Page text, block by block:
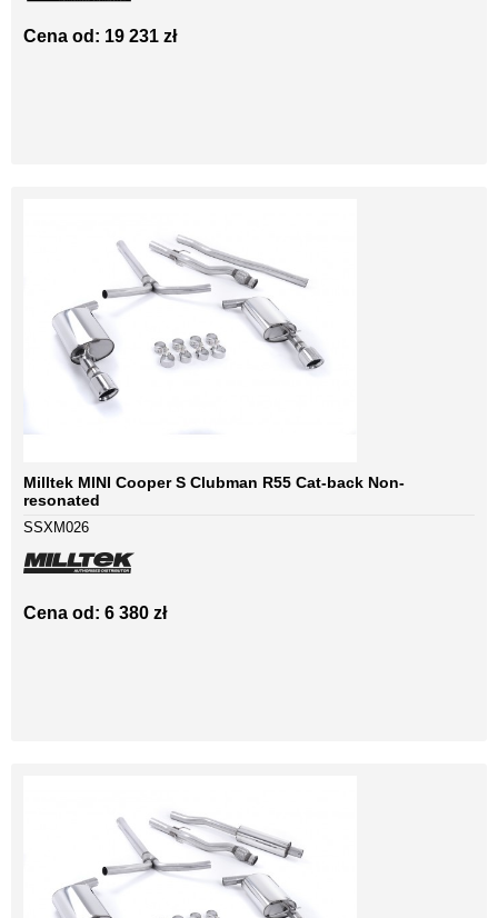
Cena od: 19 231 zł
Milltek MINI Cooper S Clubman R55 Cat-back Non-
resonated
SSXM026
Cena od: 6 380 zł